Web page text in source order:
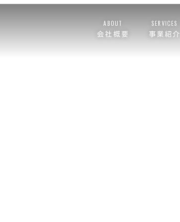
ABOUT
会社概要
SERVICES
事業紹介